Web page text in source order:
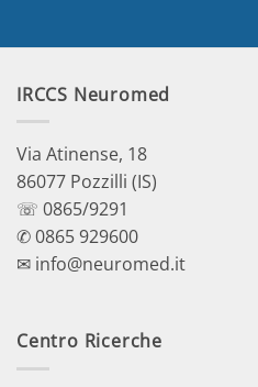
IRCCS Neuromed
Via Atinense, 18
86077 Pozzilli (IS)
☏ 0865/9291
✆ 0865 929600
✉ info@neuromed.it
Centro Ricerche